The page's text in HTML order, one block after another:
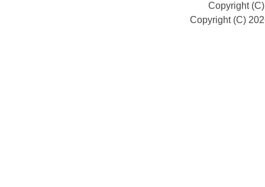
Copyright
Copyright (C)